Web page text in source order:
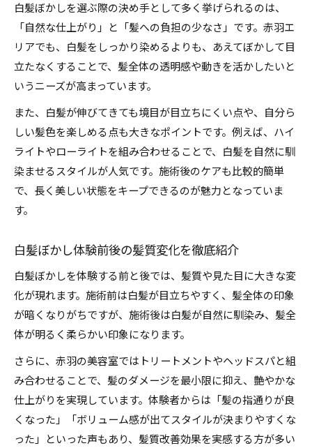
白髪ぼかしを選ぶ際の決め手として多く挙げられるのは、
「自然な仕上がり」と「髪への負担の少なさ」です。赤羽エ
リアでも、白髪をしっかり染めるよりも、あえてぼかして目
立たなくすることで、髪全体の透明感や動きを活かしたいと
いうニーズが高まっています。
また、白髪が伸びてきても境目が目立ちにくい点や、自分ら
しい髪色を楽しめる点も大きなポイントです。例えば、ハイ
ライトやローライトを組み合わせることで、白髪を自然に馴
染ませるスタイルが人気です。施術後のケアも比較的簡単
で、長く美しい状態をキープできるのが魅力となっていま
す。
白髪ぼかし体験前後の髪質変化を徹底紹介
白髪ぼかしを体験する前と後では、髪質や見た目に大きな変
化が現れます。施術前は白髪が目立ちやすく、髪全体の印象
が暗くなりがちですが、施術後は白髪が自然に馴染み、髪全
体が明るく柔らかい印象になります。
さらに、赤羽の美容室ではトリートメントやヘッドスパと組
み合わせることで、髪のダメージを最小限に抑え、艶やかな
仕上がりを実現しています。体験者からは「髪の指通りが良
くなった」「ボリューム感が出てスタイルが決まりやすくな
った」といった声もあり、髪質改善効果を実感する方が多い